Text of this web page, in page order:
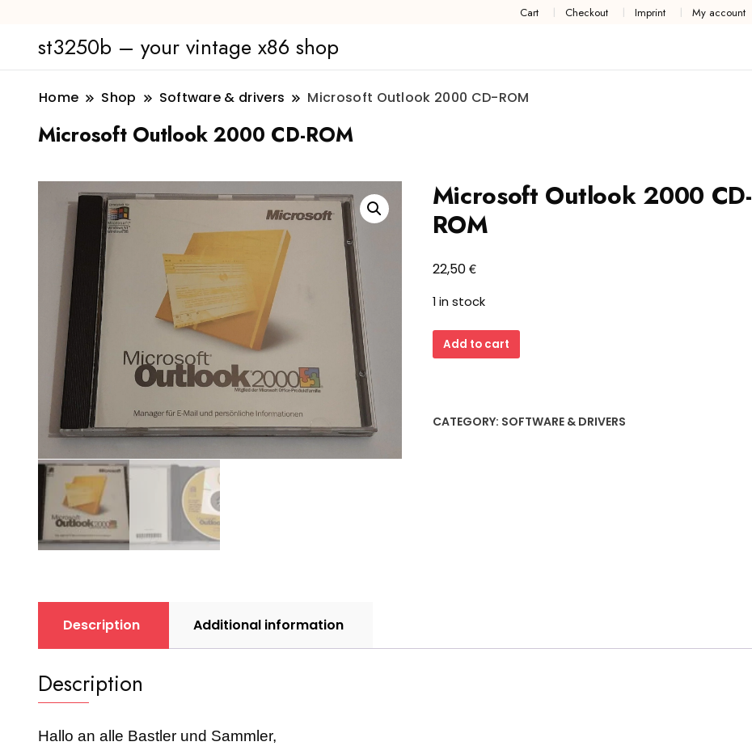
Cart Checkout Imprint My account
st3250b – your vintage x86 shop
Home Shop Software & drivers Microsoft Outlook 2000 CD-ROM
Microsoft Outlook 2000 CD-ROM
Microsoft Outlook 2000 CD-
ROM
22,50€
1 in stock
Microsoft
Outlook
ROM
Add to cart
CATEGORY: SOFTWARE & DRIVERS
Description Additional information
Description
Hallo an alle Bastler und Sammler,